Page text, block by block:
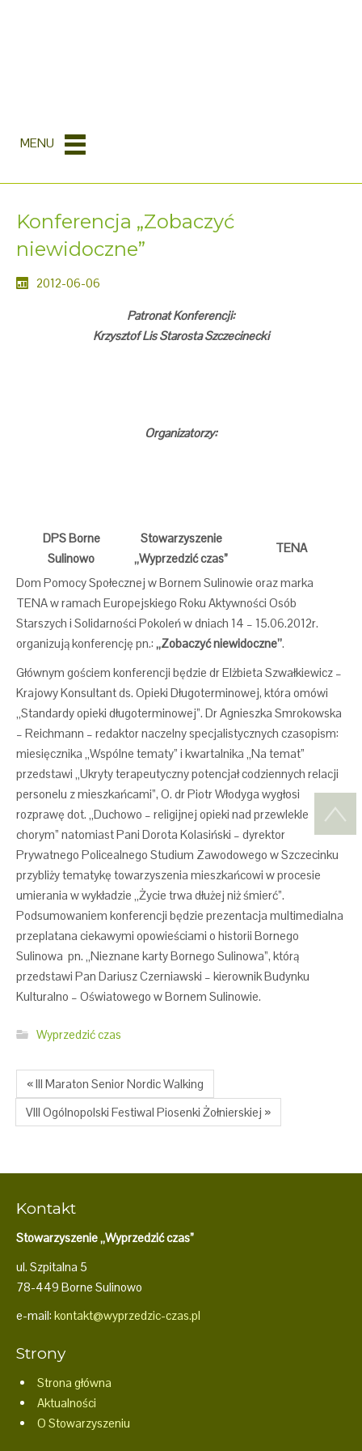
MENU
Konferencja „Zobaczyć
niewidoczne”
2012-06-06
Patronat Konferencji:
Krzysztof Lis Starosta Szczecinecki
Organizatorzy:
DPS Borne
Sulinowo
Stowarzyszenie
„Wyprzedzić czas”
TENA
Dom Pomocy Społecznej w Bornem Sulinowie oraz marka
TENA w ramach Europejskiego Roku Aktywności Osób
Starszych i Solidarności Pokoleń w dniach 14 – 15.06.2012r.
organizują konferencję pn.: „Zobaczyć niewidoczne’’.
Głównym gościem konferencji będzie dr Elżbieta Szwałkiewicz –
Krajowy Konsultant ds. Opieki Długoterminowej, która omówi
„Standardy opieki długoterminowej”. Dr Agnieszka Smrokowska
– Reichmann – redaktor naczelny specjalistycznych czasopism:
miesięcznika „Wspólne tematy” i kwartalnika „Na temat”
przedstawi „Ukryty terapeutyczny potencjał codziennych relacji
personelu z mieszkańcami”, O. dr Piotr Włodyga wygłosi
rozprawę dot. „Duchowo – religijnej opieki nad przewlekle
chorym” natomiast Pani Dorota Kolasiński – dyrektor
Prywatnego Policealnego Studium Zawodowego w Szczecinku
przybliży tematykę towarzyszenia mieszkańcowi w procesie
umierania w wykładzie „Życie trwa dłużej niż śmierć”.
Podsumowaniem konferencji będzie prezentacja multimedialna
przeplatana ciekawymi opowieściami o historii Bornego
Sulinowa pn. „Nieznane karty Bornego Sulinowa”, którą
przedstawi Pan Dariusz Czerniawski – kierownik Budynku
Kulturalno – Oświatowego w Bornem Sulinowie.
Wyprzedzić czas
« III Maraton Senior Nordic Walking
VIII Ogólnopolski Festiwal Piosenki Żołnierskiej »
Kontakt
Stowarzyszenie „Wyprzedzić czas”
ul. Szpitalna 5
78-449 Borne Sulinowo
e-mail: kontakt@wyprzedzic-czas.pl
Strony
Strona główna
Aktualności
O Stowarzyszeniu